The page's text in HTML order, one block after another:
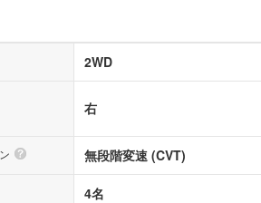
2WD
右
無段階変速 (CVT)
4名